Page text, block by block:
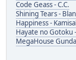
Code Geass - C.C.
Shining Tears -
Happiness -
Hayate no Gotoku
MegaHouse